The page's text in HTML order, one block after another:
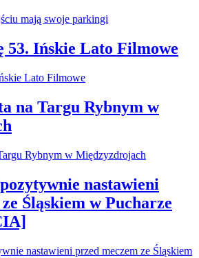
53. Ińskie Lato Filmowe
na Targu Rybnym w
nastawieni
Śląskiem w Pucharze